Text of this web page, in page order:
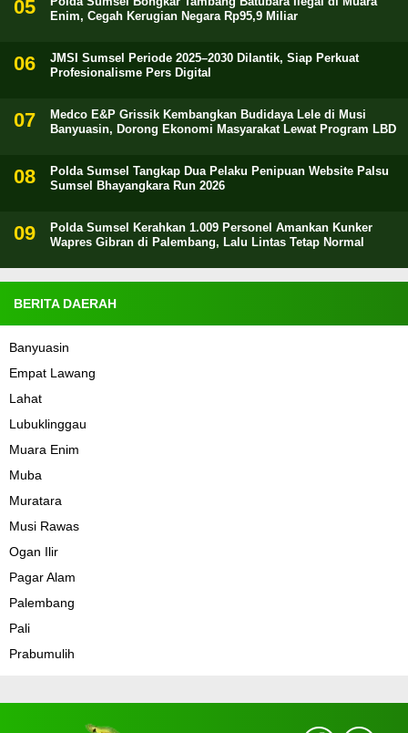
Enim, Cegah Kerugian Negara Rp95,9 Miliar
JMSI Sumsel Periode 2025–2030 Dilantik, Siap Perkuat
Profesionalisme Pers Digital
Medco E&P Grissik Kembangkan Budidaya Lele di Musi
Banyuasin, Dorong Ekonomi Masyarakat Lewat Program LBD
Polda Sumsel Tangkap Dua Pelaku Penipuan Website Palsu
Sumsel Bhayangkara Run 2026
Polda Sumsel Kerahkan 1.009 Personel Amankan Kunker
Wapres Gibran di Palembang, Lalu Lintas Tetap Normal
BERITA DAERAH
Banyuasin
Empat Lawang
Lahat
Lubuklinggau
Muara Enim
Muba
Muratara
Musi Rawas
Ogan Ilir
Pagar Alam
Palembang
Pali
Prabumulih